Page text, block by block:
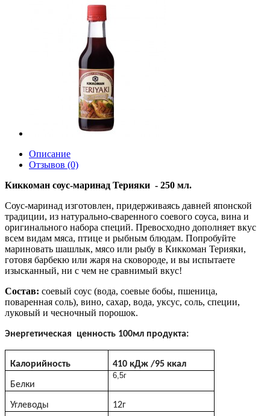
Описание
Отзывов (0)
Киккоман соус-маринад Терияки - 250 мл.
Cоус-маринад изготовлен, придерживаясь давней японской
традиции, из натурально-сваренного соевого соуса, вина и
оригинального набора специй. Превосходно дополняет вкус
всем видам мяса, птице и рыбным блюдам. Попробуйте
мариновать шашлык, мясо или рыбу в Киккоман Терияки,
готовя барбекю или жаря на сковороде, и вы испытаете
изысканный, ни с чем не сравнимый вкус!
Состав: соевый соус (вода, соевые бобы, пшеница,
поваренная соль), вино, сахар, вода, уксус, соль, специи,
луковый и чесночный порошок.
Энергетическая ценность 100мл продукта:
Калорийность 410 кДж /95 ккал
Белки
6,5г
Углеводы 12г